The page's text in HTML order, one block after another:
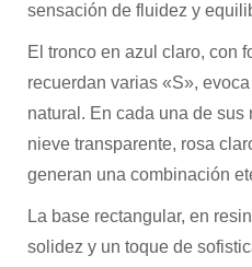
sensación de fluidez y
El tronco en azul claro, con
recuerdan varias «S»,
natural. En cada una de
nieve transparente, rosa
generan una combinación
La base rectangular, en
solidez y un toque de